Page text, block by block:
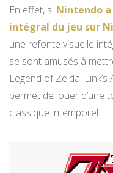
En effet, si Nintendo a
intégral du jeu sur
une refonte visuelle
se sont amusés à
Legend of Zelda:
permet de jouer d’une
classique intemporel.